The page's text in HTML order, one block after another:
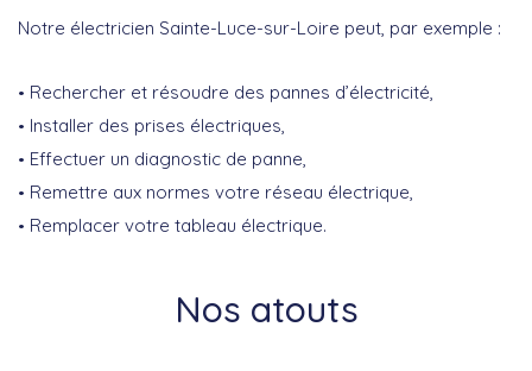
Notre électricien Sainte-Luce-sur-Loire peut, par exemple :
Rechercher et résoudre des pannes d’électricité,
Installer des prises électriques,
Effectuer un diagnostic de panne,
Remettre aux normes votre réseau électrique,
Remplacer votre tableau électrique.
Nos atouts